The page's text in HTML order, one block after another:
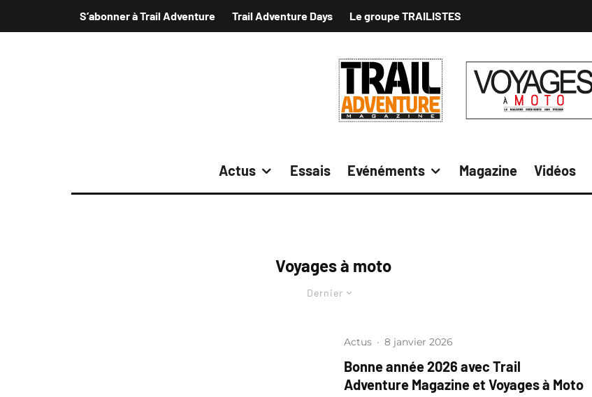
S’abonner à Trail Adventure Trail Adventure Days Le groupe TRAILISTES
Actus Essais Evénéments Magazine Vidéos
Voyages à moto
Dernier
Actus · 8 janvier 2026
Bonne année 2026 avec Trail
Adventure Magazine et Voyages à Moto